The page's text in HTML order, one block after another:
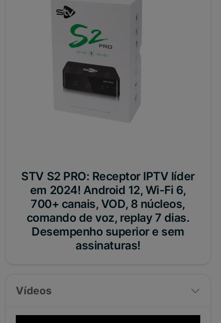
STV S2 PRO: Receptor IPTV líder
em 2024! Android 12, Wi-Fi 6,
700+ canais, VOD, 8 núcleos,
comando de voz, replay 7 dias.
Desempenho superior e sem
assinaturas!
Vídeos